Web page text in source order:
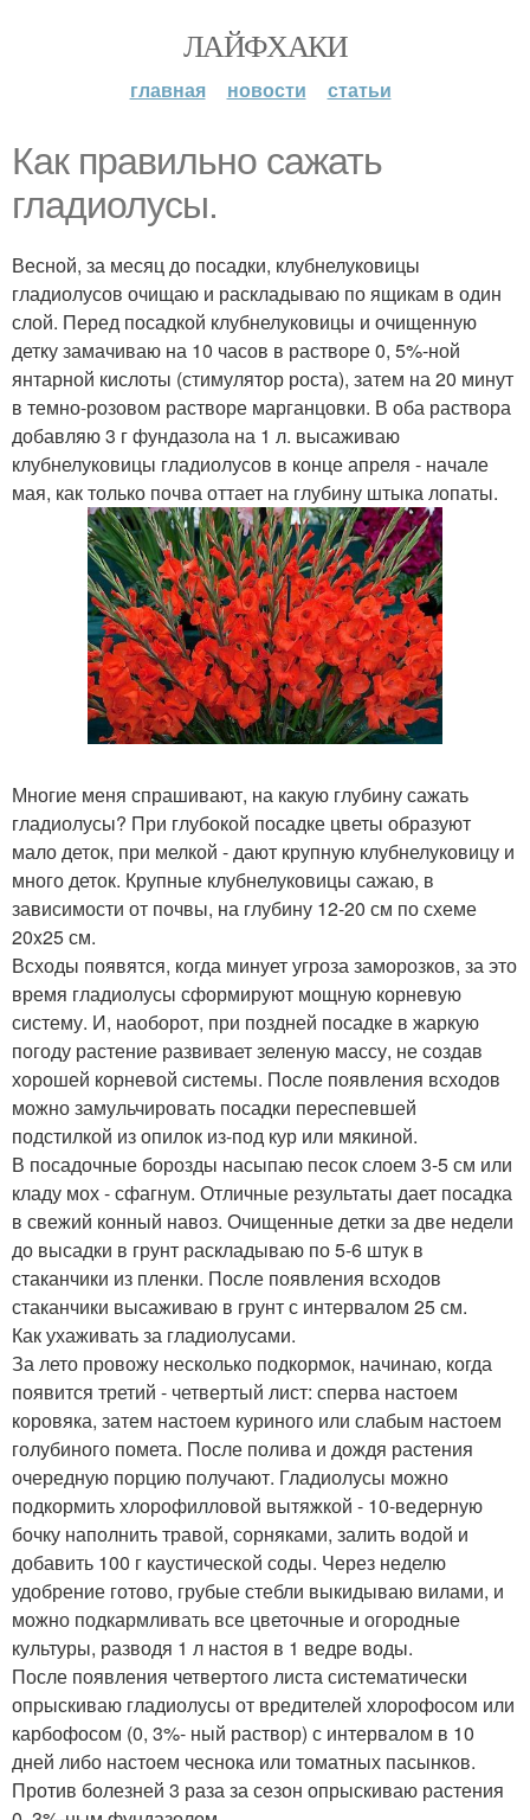
ЛАЙФХАКИ
главная новости статьи
Как правильно сажать
гладиолусы.
Весной, за месяц до посадки, клубнелуковицы
гладиолусов очищаю и раскладываю по ящикам в один
слой. Перед посадкой клубнелуковицы и очищенную
детку замачиваю на 10 часов в растворе 0, 5%-ной
янтарной кислоты (стимулятор роста), затем на 20 минут
в темно-розовом растворе марганцовки. В оба раствора
добавляю 3 г фундазола на 1 л. высаживаю
клубнелуковицы гладиолусов в конце апреля - начале
мая, как только почва оттает на глубину штыка лопаты.
Многие меня спрашивают, на какую глубину сажать
гладиолусы? При глубокой посадке цветы образуют
мало деток, при мелкой - дают крупную клубнелуковицу и
много деток. Крупные клубнелуковицы сажаю, в
зависимости от почвы, на глубину 12-20 см по схеме
20x25 см.
Всходы появятся, когда минует угроза заморозков, за это
время гладиолусы сформируют мощную корневую
систему. И, наоборот, при поздней посадке в жаркую
погоду растение развивает зеленую массу, не создав
хорошей корневой системы. После появления всходов
можно замульчировать посадки переспевшей
подстилкой из опилок из-под кур или мякиной.
В посадочные борозды насыпаю песок слоем 3-5 см или
кладу мох - сфагнум. Отличные результаты дает посадка
в свежий конный навоз. Очищенные детки за две недели
до высадки в грунт раскладываю по 5-6 штук в
стаканчики из пленки. После появления всходов
стаканчики высаживаю в грунт с интервалом 25 см.
Как ухаживать за гладиолусами.
За лето провожу несколько подкормок, начинаю, когда
появится третий - четвертый лист: сперва настоем
коровяка, затем настоем куриного или слабым настоем
голубиного помета. После полива и дождя растения
очередную порцию получают. Гладиолусы можно
подкормить хлорофилловой вытяжкой - 10-ведерную
бочку наполнить травой, сорняками, залить водой и
добавить 100 г каустической соды. Через неделю
удобрение готово, грубые стебли выкидываю вилами, и
можно подкармливать все цветочные и огородные
культуры, разводя 1 л настоя в 1 ведре воды.
После появления четвертого листа систематически
опрыскиваю гладиолусы от вредителей хлорофосом или
карбофосом (0, 3%- ный раствор) с интервалом в 10
дней либо настоем чеснока или томатных пасынков.
Против болезней 3 раза за сезон опрыскиваю растения